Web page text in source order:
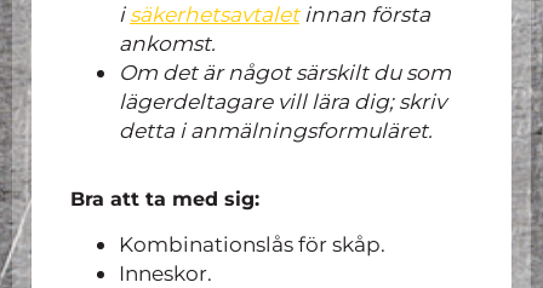
isäkerhetsavtaletinnan första
ankomst.
Om det är något särskilt du som
lägerdeltagare vill lära dig; skriv
detta i anmälningsformuläret.
Bra att ta med sig:
Kombinationslås för skåp.
Inneskor.